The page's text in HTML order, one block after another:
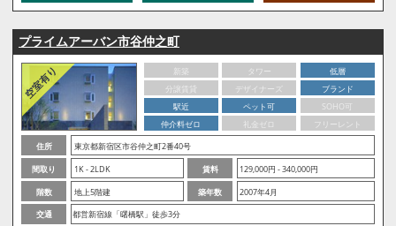
プライムアーバン市谷仲之町
新築 タワー
低層
分譲賃貸
デザイナーズ
ブランド
駅近
ペット可
SOHO可
仲介料ゼロ
礼金ゼロ
フリーレント
住所
東京都新宿区市谷仲之町2番40号
間取り
1K - 2LDK 賃料
129,000円 - 340,000円
階数
地上5階建 築年数
2007年4月
交通
都営新宿線「曙橋駅」徒歩3分